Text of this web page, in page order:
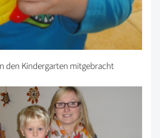
den Kindergarten mitgebracht